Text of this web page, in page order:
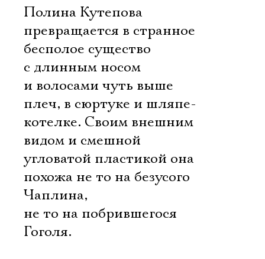
Полина Кутепова
превращается в странное
бесполое существо
с длинным носом
и волосами чуть выше
плеч, в сюртуке и шляпе-
котелке. Своим внешним
видом и смешной
угловатой пластикой она
похожа не то на безусого
Чаплина,
не то на побрившегося
Гоголя.